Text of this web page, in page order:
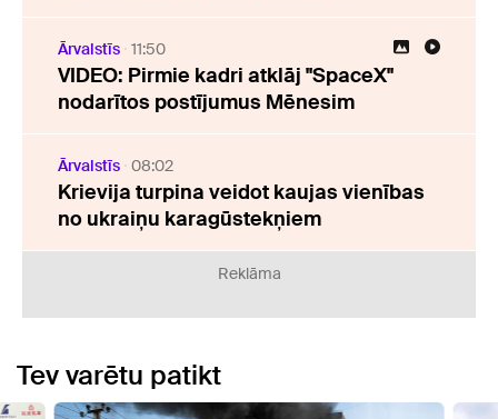
Ārvalstīs 11:50
VIDEO: Pirmie kadri atklāj "SpaceX"
nodarītos postījumus Mēnesim
Ārvalstīs 08:02
Krievija turpina veidot kaujas vienības
no ukraiņu karagūstekņiem
Reklāma
Tev varētu patikt